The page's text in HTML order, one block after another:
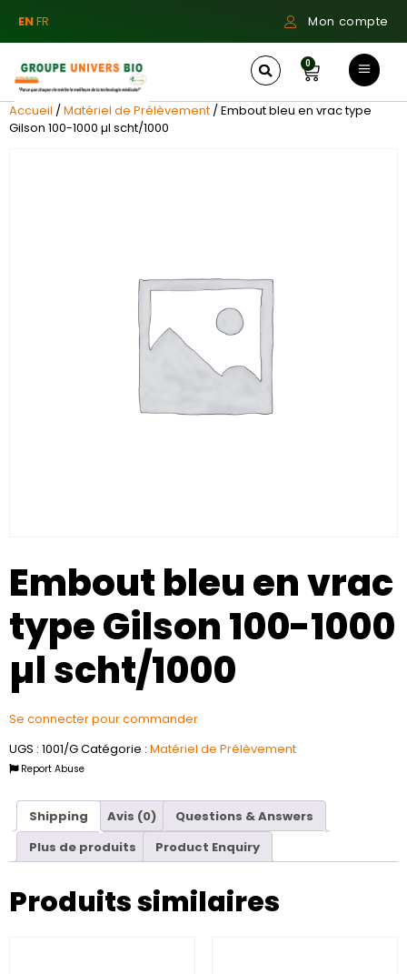
ENFR Mon compte
0
Accueil /Matériel de Prélèvement / Embout bleu en vrac type
Gilson 100-1000 µl scht/1000
Embout bleu en vrac
type Gilson 100-1000
µl scht/1000
Se connecter pour commander
UGS : 1001/GCatégorie : Matériel de Prélèvement
Report Abuse
Shipping Avis (0)
Questions & Answers
Plus de produits
Product Enquiry
Produits similaires